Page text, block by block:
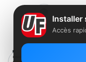
Installer
Accès